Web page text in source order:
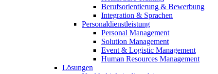
Berufsorientierung & Bewerbung
Integration & Sprachen
Personaldienstleistung
Personal Management
Solution Management
Event & Logistic Management
Human Resources Management
Lösungen